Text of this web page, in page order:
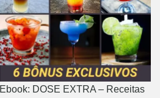
Ebook: DOSE EXTRA – Receitas